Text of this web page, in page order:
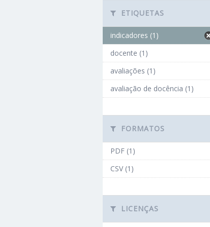
ETIQUETAS
indicadores (1)
docente (1)
avaliações (1)
avaliação de docência (1)
FORMATOS
PDF (1)
CSV (1)
LICENÇAS